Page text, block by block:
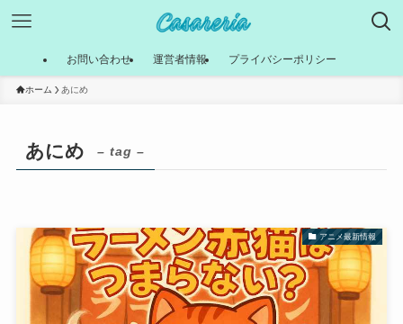
お問い合わせ 運営者情報 プライバシーポリシー
ホーム あにめ
あにめ – tag –
アニメ最新情報